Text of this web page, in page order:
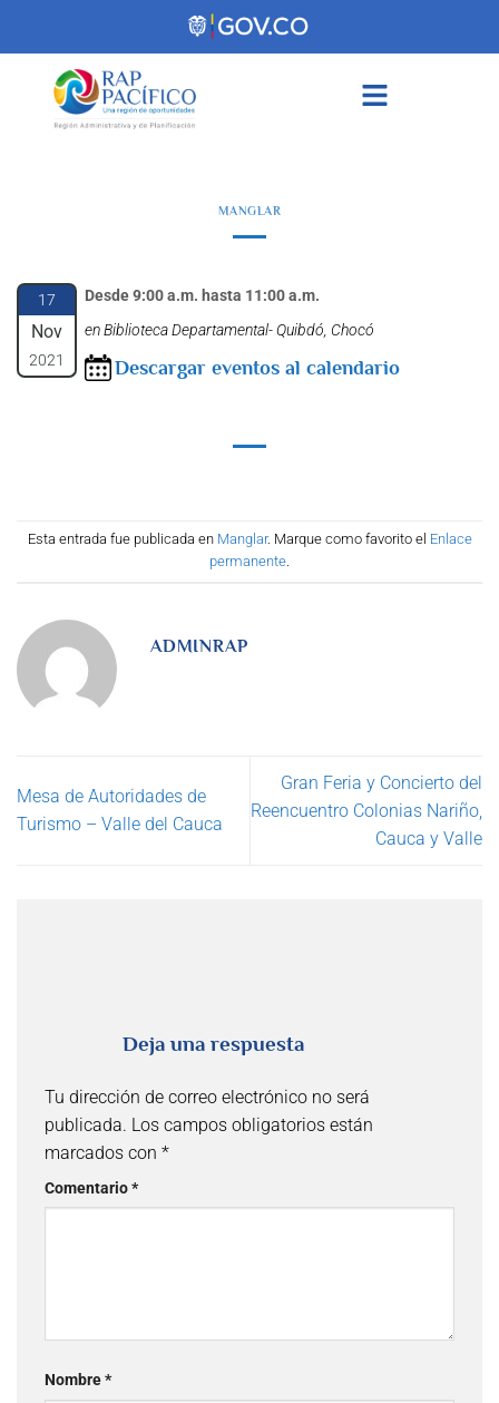
MANGLAR
17
Nov
2021
Desde 9:00 a.m. hasta 11:00 a.m.
en Biblioteca Departamental- Quibdó, Chocó
Descargar eventos al calendario
Esta entrada fue publicada en Manglar. Marque como favorito el Enlace
permanente.
ADMINRAP
Mesa de Autoridades de
Turismo – Valle del Cauca
Gran Feria y Concierto del
Reencuentro Colonias Nariño,
Cauca y Valle
Deja una respuesta
Tu dirección de correo electrónico no será
publicada. Los campos obligatorios están
marcados con *
Comentario*
Nombre*